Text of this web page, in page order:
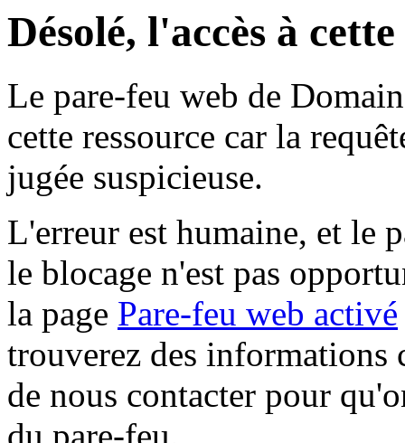
Désolé, l'accès à
Le pare-feu web de
cette ressource car la
jugée suspicieuse.
L'erreur est humaine, et le
le blocage n'est pas
la page Pare-feu web activé
trouverez des informations
de nous contacter pour